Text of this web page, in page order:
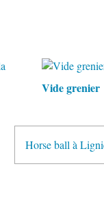
Vide grenier
Horse ball à